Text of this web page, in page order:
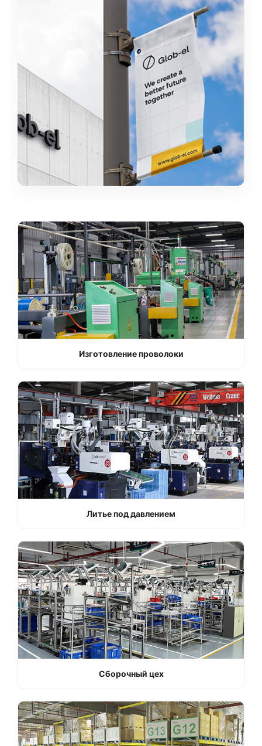
Изготовление проволоки
Литье под давлением
Сборочный цех